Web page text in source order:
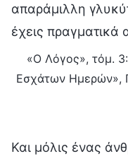
απαράμιλλη
έχεις πραγματικά
«Ο Λόγος», τόμ. 3:
Εσχάτων Ημερών»,
Και μόλις ένας